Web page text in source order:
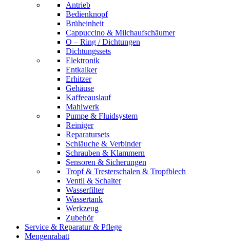
Antrieb
Bedienknopf
Brüheinheit
Cappuccino & Milchaufschäumer
O – Ring / Dichtungen
Dichtungssets
Elektronik
Entkalker
Erhitzer
Gehäuse
Kaffeeauslauf
Mahlwerk
Pumpe & Fluidsystem
Reiniger
Reparatursets
Schläuche & Verbinder
Schrauben & Klammern
Sensoren & Sicherungen
Tropf & Tresterschalen & Tropfblech
Ventil & Schalter
Wasserfilter
Wassertank
Werkzeug
Zubehör
Service & Reparatur & Pflege
Mengenrabatt